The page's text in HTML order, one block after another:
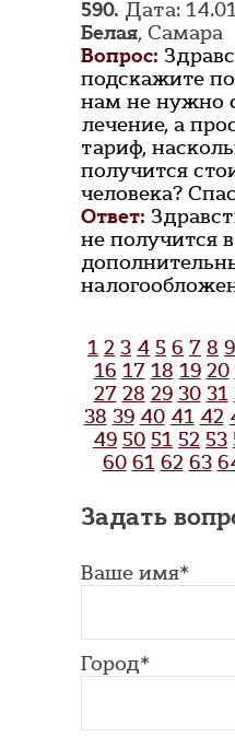
590. Дата:
Белая, Самара
Вопрос:
подскажите
нам не нужно
лечение, а
тариф,
получится
человека?
Ответ:
не получится
1 2 3 4 5 6 7 8 9
16 17 18 19 20
27 28 29 30 31
38 39 40 41 42
49 50 51 52 53
60 61 62 63
Задать
Ваше имя*
Город*